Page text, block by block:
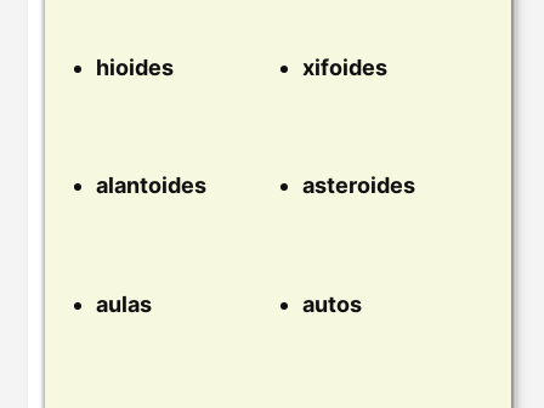
hioides xifoides
alantoides asteroides
aulas autos